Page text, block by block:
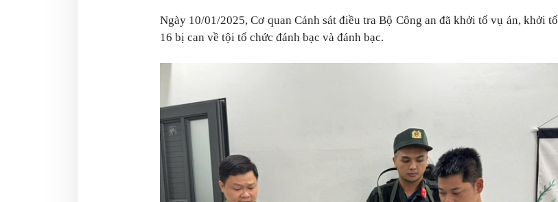
Ngày 10/01/2025, Cơ quan Cảnh sát điều tra Bộ Công an đã khởi tố vụ án, khởi tố
16 bị can về tội tổ chức đánh bạc và đánh bạc.